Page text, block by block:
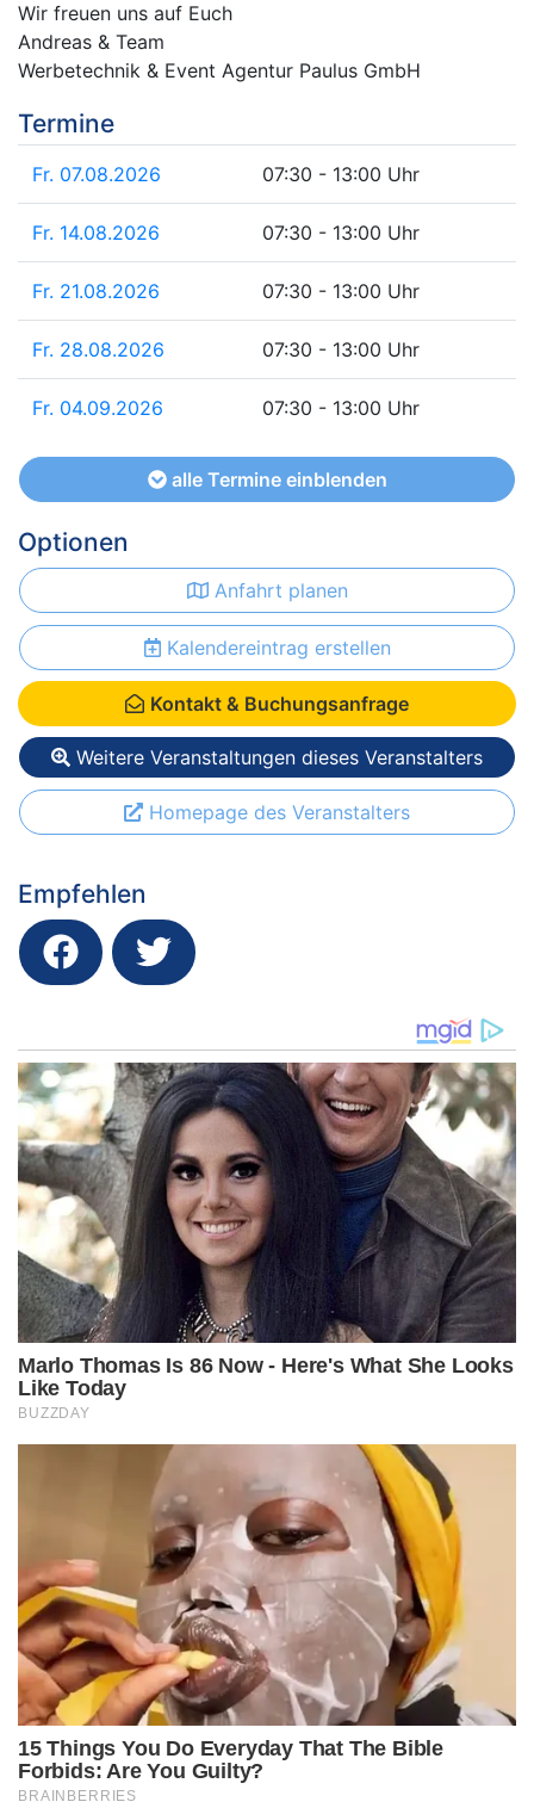
Wir freuen uns auf Euch
Andreas & Team
Werbetechnik & Event Agentur Paulus GmbH
Termine
Fr. 07.08.2026 07:30 - 13:00 Uhr
Fr. 14.08.2026 07:30 - 13:00 Uhr
Fr. 21.08.2026 07:30 - 13:00 Uhr
Fr. 28.08.2026 07:30 - 13:00 Uhr
Fr. 04.09.2026 07:30 - 13:00 Uhr
alle Termine einblenden
Optionen
Anfahrt planen
Kalendereintrag erstellen
Kontakt & Buchungsanfrage
Weitere Veranstaltungen dieses Veranstalters
Homepage des Veranstalters
Empfehlen